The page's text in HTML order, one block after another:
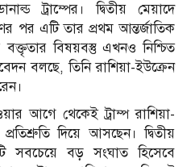
ট্রাম্পের। দ্বিতীয় মেয়াদে
পর এটি তার প্রথম আন্তর্জাতিক
বিষয়বস্তু এখনও নিশ্চিত
বলছে, তিনি রাশিয়া-ইউক্রেন
আগে থেকেই ট্রাম্প রাশিয়া-
দিয়ে আসছেন। দ্বিতীয়
সবচেয়ে বড় সংঘাত হিসেবে